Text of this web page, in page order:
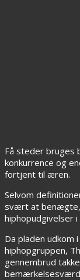
Få steder bruges
konkurrence og
fortjent til æren.
Selvom
svært at
hiphopudgivelser
Da pladen udkom
hiphopgruppen,
gennembrud